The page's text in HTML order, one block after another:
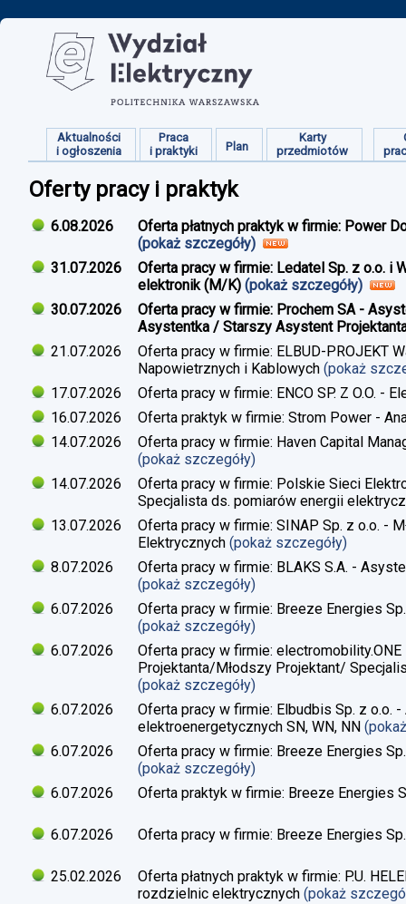
Aktualności
i ogłoszenia
Praca
i praktyki
Plan
Karty
przedmiotów
Oferty pracy i praktyk
6.08.2026
Oferta płatnych praktyk w firmie: Power
(pokaż szczegóły)
31.07.2026
Oferta pracy w firmie: Ledatel Sp. z o.o. i
elektronik (M/K) (pokaż szczegóły)
30.07.2026
Oferta pracy w firmie: Prochem SA -
Asystentka / Starszy Asystent
21.07.2026
Oferta pracy w firmie: ELBUD-PROJEKT
Napowietrznych i Kablowych (pokaż
17.07.2026
Oferta pracy w firmie: ENCO SP. Z O.O. -
16.07.2026
Oferta praktyk w firmie: Strom Power -
14.07.2026
Oferta pracy w firmie: Haven Capital
(pokaż szczegóły)
14.07.2026
Oferta pracy w firmie: Polskie Sieci
Specjalista ds. pomiarów energii
13.07.2026
Oferta pracy w firmie: SINAP Sp. z o.o. -
Elektrycznych (pokaż szczegóły)
8.07.2026
Oferta pracy w firmie: BLAKS S.A. -
(pokaż szczegóły)
6.07.2026
Oferta pracy w firmie: Breeze Energies
(pokaż szczegóły)
6.07.2026
Oferta pracy w firmie:
Projektanta/Młodszy Projektant/
(pokaż szczegóły)
6.07.2026
Oferta pracy w firmie: Elbudbis Sp. z
elektroenergetycznych SN, WN, NN
6.07.2026
Oferta pracy w firmie: Breeze Energies
(pokaż szczegóły)
6.07.2026
Oferta praktyk w firmie: Breeze Energies
6.07.2026 Oferta pracy w firmie: Breeze Energies
25.02.2026
Oferta płatnych praktyk w firmie: P.U.
rozdzielnic elektrycznych (pokaż